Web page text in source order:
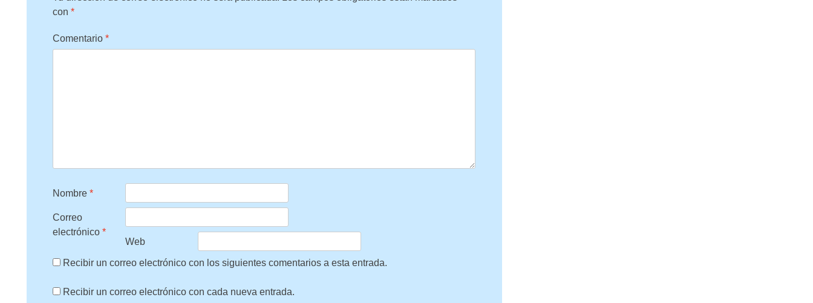
con*
Comentario*
Nombre*
Correo
electrónico*
Web
Recibir un correo electrónico con los siguientes comentarios a esta entrada.
Recibir un correo electrónico con cada nueva entrada.